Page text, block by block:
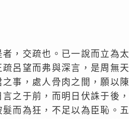
，交疏也。已一說而立為太
呂望而弗與深言，是周無天
事，處人骨肉之間，願以陳
之于前，而明日伏誅于後，
而為狂，不足以為臣恥。五